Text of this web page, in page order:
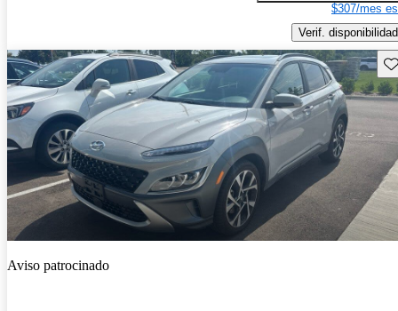
$307/mes
Verif. disponibilidad
Aviso patrocinado